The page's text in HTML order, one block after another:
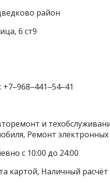
район
6 ст9
и
Ремонт
с 10:00 до 24:00
картой, Наличный расчёт